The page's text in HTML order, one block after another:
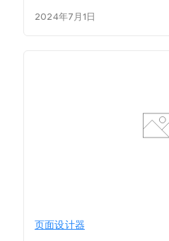
2024年7月1日
页面设计器